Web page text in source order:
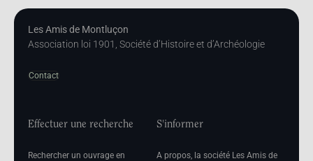
Les Amis de Montluçon
Association loi 1901, Société d’Histoire et d’Archéologie
Contact
Effectuer une recherche
Rechercher un ouvrage en
S'informer
A propos, la société Les Amis de